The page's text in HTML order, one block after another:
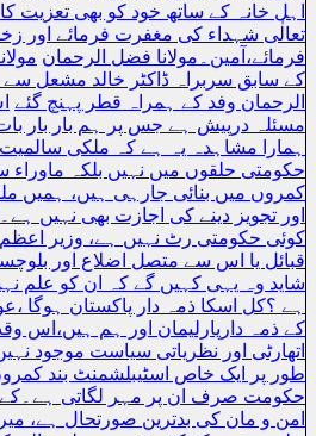
اہل خانہ کے ساتھ خود کو بھی تعزیت
تعالٰی شہداء کی مغفرت فرمائے اور
فرمائے،آمین۔مولانا فضل الرحمان
کے سابق سربراہ ڈاکٹر خالد مشعل سے
الرحمان وفد کے ہمراہ قطر پہنچ گئے
مسئلہ درپیش ہے جس پر ہم بار بار
ہمارا مشاہدہ یہ ہے کہ ملکی سالمیت
حکومتی حلقوں میں نہیں بلکہ ماوراء
کمروں میں بنائی جارہی ہیں، ہمیں
اور تجویز دینے کی اجازت بھی نہیں
کوئی حکومتی رٹ نہیں ہے، وزیر اعظم
قبائل یا اس سے متصل اضلاع اور
شاید وہ یہی کہیں گے کہ ان کو علم
ہے ؟کل اسکا ذمہ دار پاکستان
کے ذمہ دارپارلیمان اور ہم ہیں،اس
اتھارٹی اور نظریاتی سیاست موجود
طور پر ایک خاص اسٹیبلشمنٹ بند
حکومت صرف ان پر مہر لگاتی ہے۔کے
امن و مان کی بدترین صورتحال ہے،